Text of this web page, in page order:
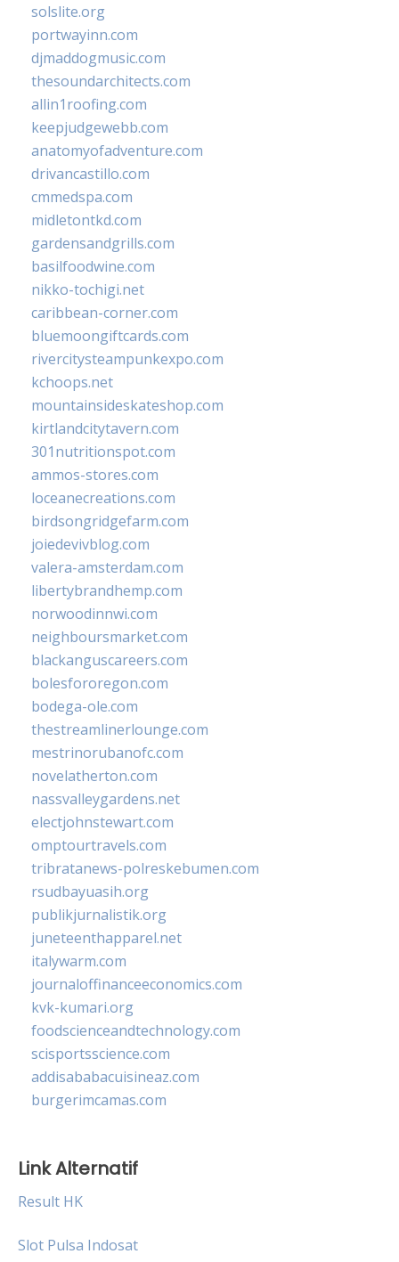
solslite.org
portwayinn.com
djmaddogmusic.com
thesoundarchitects.com
allin1roofing.com
keepjudgewebb.com
anatomyofadventure.com
drivancastillo.com
cmmedspa.com
midletontkd.com
gardensandgrills.com
basilfoodwine.com
nikko-tochigi.net
caribbean-corner.com
bluemoongiftcards.com
rivercitysteampunkexpo.com
kchoops.net
mountainsideskateshop.com
kirtlandcitytavern.com
301nutritionspot.com
ammos-stores.com
loceanecreations.com
birdsongridgefarm.com
joiedevivblog.com
valera-amsterdam.com
libertybrandhemp.com
norwoodinnwi.com
neighboursmarket.com
blackanguscareers.com
bolesfororegon.com
bodega-ole.com
thestreamlinerlounge.com
mestrinorubanofc.com
novelatherton.com
nassvalleygardens.net
electjohnstewart.com
omptourtravels.com
tribratanews-polreskebumen.com
rsudbayuasih.org
publikjurnalistik.org
juneteenthapparel.net
italywarm.com
journaloffinanceeconomics.com
kvk-kumari.org
foodscienceandtechnology.com
scisportsscience.com
addisababacuisineaz.com
burgerimcamas.com
Link Alternatif
Result HK
Slot Pulsa Indosat